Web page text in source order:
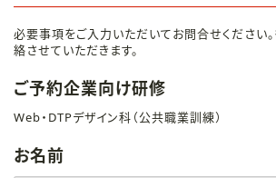
必要事項をご入力いただいてお問合せください
絡させていただきます。
ご予約企業向け研修
Web・DTPデザイン科（公共職業訓練）
お名前